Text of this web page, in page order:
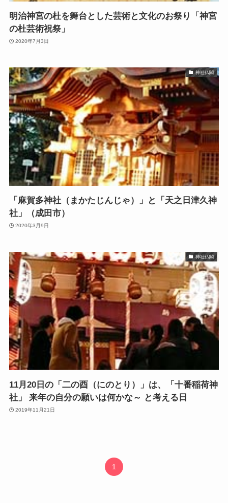
明治神宮の杜を舞台とした芸術と文化のお祭り「神宮
の杜芸術祝祭」
2020年7月3日
神社仏閣
「麻賀多神社（まかたじんじゃ）」と「天之日津久神
社」（成田市）
2020年3月9日
神社仏閣
11月20日の「二の酉（にのとり）」は、「十番稲荷神
社」 来年の自分の願いは何かな～ と考える日
2019年11月21日
1